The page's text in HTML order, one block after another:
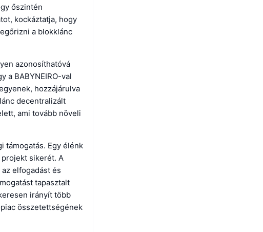
őszintén
kockáztatja, hogy
a blokklánc
azonosíthatóvá
a BABYNEIRO-val
hozzájárulva
decentralizált
ami tovább növeli
támogatás. Egy élénk
sikerét. A
elfogadást és
tapasztalt
irányít több
összetettségének